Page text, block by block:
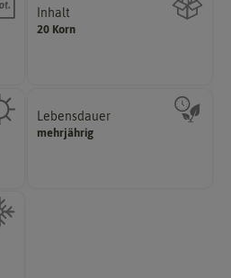
Inhalt
20 KornWie viel ist enthalten
Lebensdauer
mehrjährig
einjährig, zweijährig oder
mehrjährig.